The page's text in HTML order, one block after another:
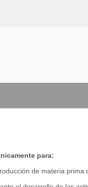
para:
de materia prima